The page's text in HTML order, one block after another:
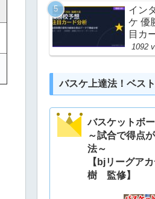
イン
ケ 優
目カ
1092
バスケ上達法！ベス
バスケットボ
～試合で得点
法～
【bjリーグア
樹 監修】